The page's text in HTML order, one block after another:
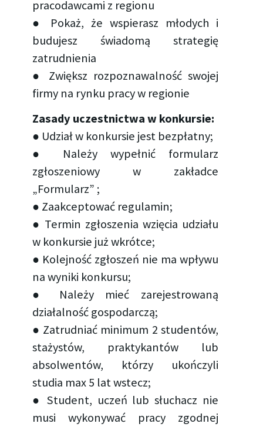
pracodawcami z regionu
● Pokaż, że wspierasz młodych i
budujesz świadomą strategię
zatrudnienia
● Zwiększ rozpoznawalność swojej
firmy na rynku pracy w regionie
Zasady uczestnictwa w konkursie:
● Udział w konkursie jest bezpłatny;
● Należy wypełnić formularz
zgłoszeniowy w zakładce
„Formularz” ;
● Zaakceptować regulamin;
● Termin zgłoszenia wzięcia udziału
w konkursie już wkrótce;
● Kolejność zgłoszeń nie ma wpływu
na wyniki konkursu;
● Należy mieć zarejestrowaną
działalność gospodarczą;
● Zatrudniać minimum 2 studentów,
stażystów, praktykantów lub
absolwentów, którzy ukończyli
studia max 5 lat wstecz;
● Student, uczeń lub słuchacz nie
musi wykonywać pracy zgodnej